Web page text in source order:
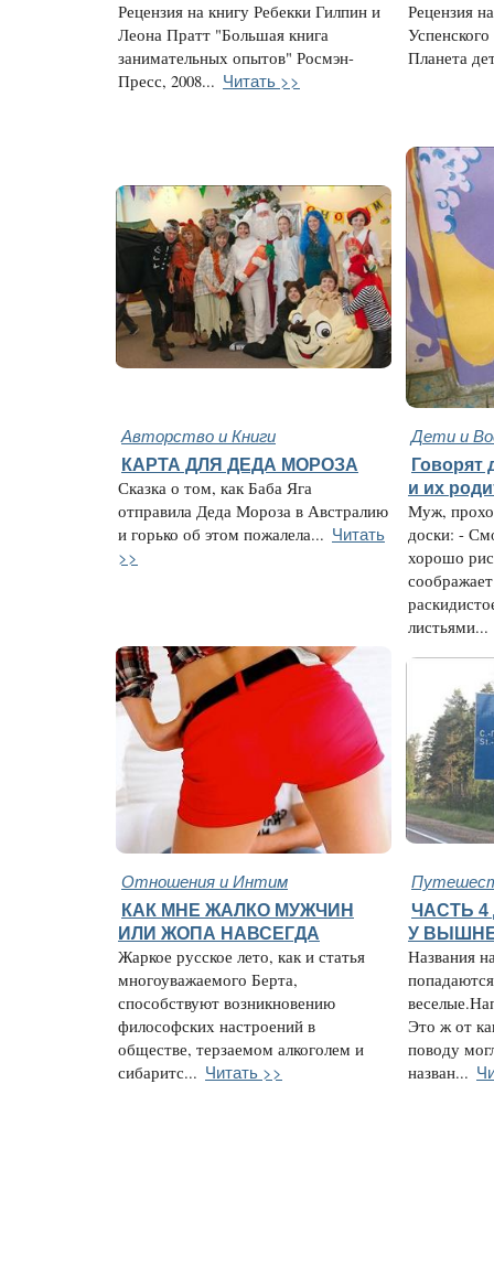
Рецензия на книгу Ребекки Гилпин и
Леона Пратт "Большая книга
занимательных опытов" Росмэн-
Пресс, 2008... Читать >>
Рецензия
Планета
Авторство и Книги Дети и
КАРТА ДЛЯ ДЕДА МОРОЗА
Сказка о том, как Баба Яга
отправила Деда Мороза в Австралию
и горько об этом пожалела... Читать
>>
Говорят
и их
Муж,
доски: -
хорошо
листьями...
Отношения и Интим
КАК МНЕ ЖАЛКО МУЖЧИН
ИЛИ ЖОПА НАВСЕГДА
Жаркое русское лето, как и статья
многоуважаемого Берта,
способствуют возникновению
философских настроений в
обществе, терзаемом алкоголем и
сибаритс... Читать >>
ЧАСТЬ
У
Названия
Это ж от
поводу
назван...